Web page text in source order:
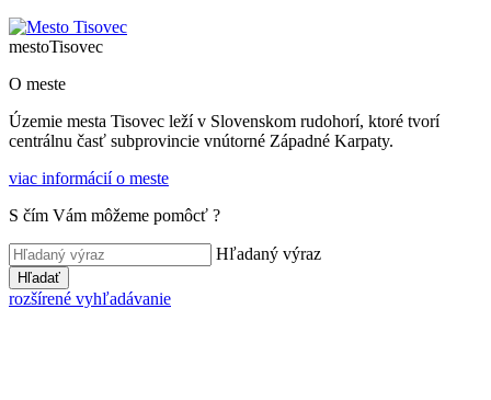
mestoTisovec
O meste
Územie mesta Tisovec leží v Slovenskom rudohorí, ktoré tvorí
centrálnu časť subprovincie vnútorné Západné Karpaty.
viac informácií o meste
S čím Vám môžeme pomôcť ?
Hľadaný výraz
Hľadať
rozšírené vyhľadávanie